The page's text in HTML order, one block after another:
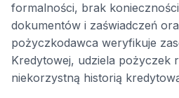
formalności, brak
dokumentów i zaświadczeń
pożyczkodawca weryfikuje
Kredytowej, udziela pożyczek
niekorzystną historią